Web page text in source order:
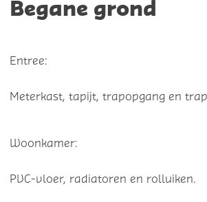
Begane grond
Entree:
Meterkast, tapijt, trapopgang en
Woonkamer:
PVC-vloer, radiatoren en rolluiken.